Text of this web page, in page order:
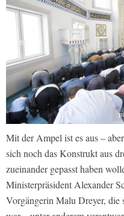
Mit der Ampel ist es aus –
sich noch das Konstrukt aus
zueinander gepasst haben
Ministerpräsident Alexander
Vorgängerin Malu Dreyer, die